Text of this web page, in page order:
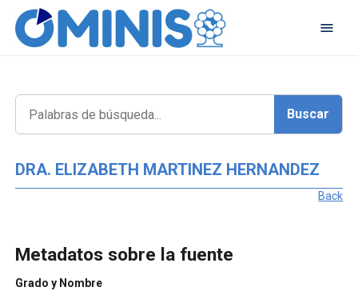
DRA. ELIZABETH MARTINEZ HERNANDEZ
Back
Metadatos sobre la fuente
Grado y Nombre